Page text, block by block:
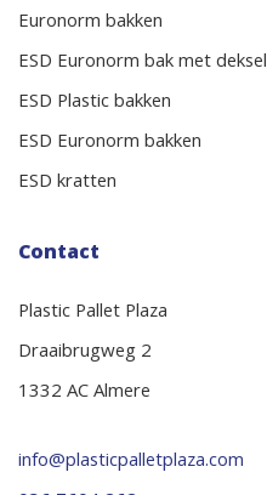
Euronorm bakken
ESD Euronorm bak met deksel
ESD Plastic bakken
ESD Euronorm bakken
ESD kratten
Contact
Plastic Pallet Plaza
Draaibrugweg 2
1332 AC Almere
info@plasticpalletplaza.com